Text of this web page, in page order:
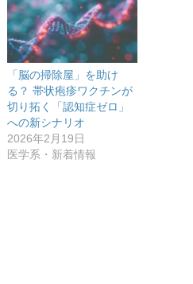
「脳の掃除屋」を助け
る？ 帯状疱疹ワクチンが
切り拓く「認知症ゼロ」
への新シナリオ
2026年2月19日
医学系・新着情報